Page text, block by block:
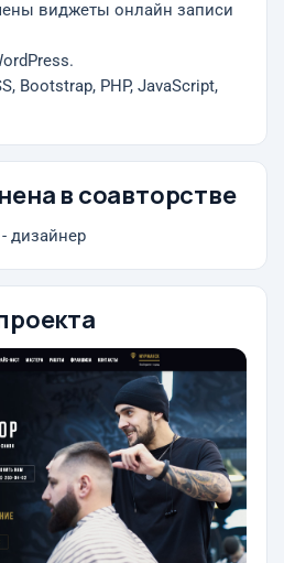
виджеты онлайн записи
Bootstrap, PHP, JavaScript,
в соавторстве
дизайнер